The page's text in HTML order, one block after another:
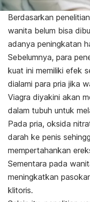
Berdasarkan
wanita belum bisa
adanya peningkatan
Sebelumnya, para
kuat ini memiliki efek
dialami para pria jika
Viagra diyakini akan
dalam tubuh untuk
Pada pria, oksida
darah ke penis
mempertahankan
Sementara pada
meningkatkan
klitoris.